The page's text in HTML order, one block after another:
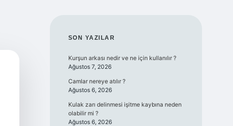
SIDEBAR
SON YAZILAR
Kurşun arkası nedir ve ne için kullanılır ?
Ağustos 7, 2026
Camlar nereye atılır ?
Ağustos 6, 2026
Kulak zarı delinmesi işitme kaybına neden
olabilir mi ?
Ağustos 6, 2026